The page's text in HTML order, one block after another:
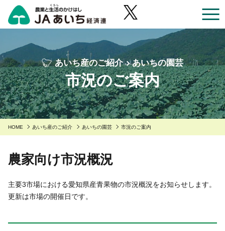
アルバイト採用
あいち産のご紹介
あいち産のご紹介
あいちの園芸
あいちの野菜
あいちの花
あいちの畜産・お肉
安全・安心へのこだわり
安全・安心へのこだわり
あいち産 青果物の安全・安心
あいち産 畜産物の安全・安心
あいちの農業
くらしに役立つ情報
くらしに役立つ情報
Aコープ
グリーンセンター
食肉販売店
農家組合員の方へ
農家組合員の方へ
野菜・果物・花を生産の皆様へ
JAあいち経済連について
あいち産のご紹介 あいちの園芸
市況のご案内
HOME あいち産のご紹介 あいちの園芸 市況のご案内
農家向け市況概況
主要3市場における愛知県産青果物の市況概況をお知らせします。
更新は市場の開催日です。